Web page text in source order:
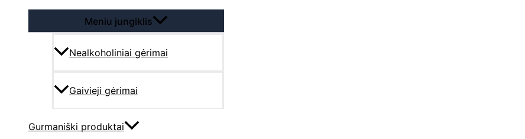
Meniu jungiklis
Nealkoholiniai gėrimai
Gaivieji gėrimai
Gurmaniški produktai